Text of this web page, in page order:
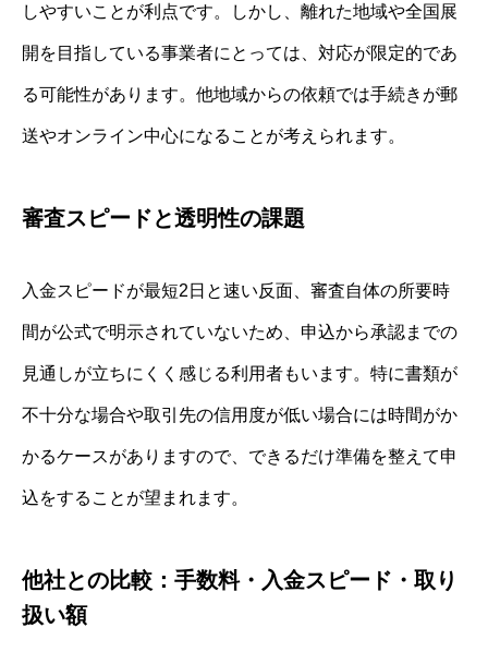
しやすいことが利点です。しかし、離れた地域や全国展
開を目指している事業者にとっては、対応が限定的であ
る可能性があります。他地域からの依頼では手続きが郵
送やオンライン中心になることが考えられます。
審査スピードと透明性の課題
入金スピードが最短2日と速い反面、審査自体の所要時
間が公式で明示されていないため、申込から承認までの
見通しが立ちにくく感じる利用者もいます。特に書類が
不十分な場合や取引先の信用度が低い場合には時間がか
かるケースがありますので、できるだけ準備を整えて申
込をすることが望まれます。
他社との比較：手数料・入金スピード・取り
扱い額